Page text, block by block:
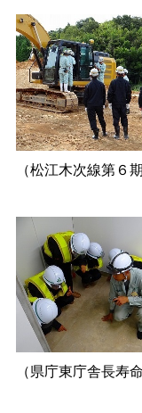
（松江木次線第６
（県庁東庁舎長寿